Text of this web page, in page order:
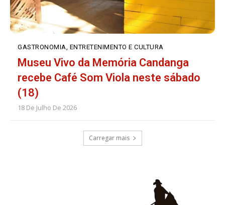
GASTRONOMIA, ENTRETENIMENTO E CULTURA
Museu Vivo da Memória Candanga
recebe Café Som Viola neste sábado
(18)
18 De Julho De 2026
Carregar mais